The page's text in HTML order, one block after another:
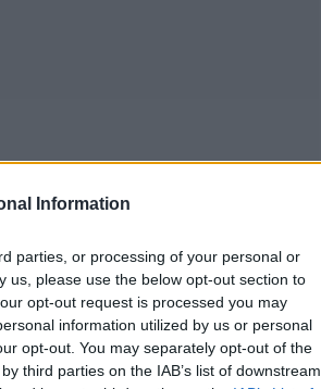
Information
parties, or processing of your personal or
us, please use the below opt-out section to
opt-out request is processed you may
information utilized by us or personal
opt-out. You may separately opt-out of the
third parties on the IAB’s list of downstream